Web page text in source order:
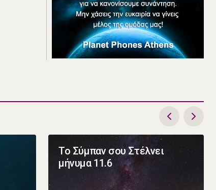
Το Σύμπαν σου Στέλνει
μήνυμα 11.6